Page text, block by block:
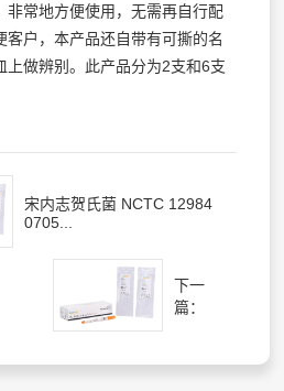
非常地方便使用，无需再自行配
客户，本产品还自带有可撕的名
上做辨别。此产品分为2支和6支
宋内志贺氏菌 NCTC 12984
0705...
下一
篇：